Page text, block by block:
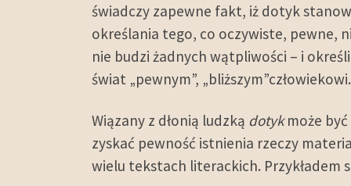
świadczy zapewne fakt, iż dotyk
określania tego, co oczywiste, pewne,
nie budzi żadnych wątpliwości – i
świat „pewnym”, „bliższym”człowiekowi.
Wiązany z dłonią ludzką dotykmoże być
zyskać pewność istnienia rzeczy
wielu tekstach literackich.